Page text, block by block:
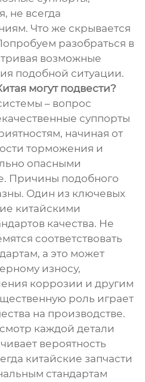
не всегда
Что же скрывается
разобраться в
возможные
подобной ситуации.
могут подвести?
– вопрос
суппорты
начиная от
торможения и
опасными
Причины подобного
Один из ключевых
китайскими
качества. Не
соответствовать
а это может
износу,
коррозии и другим
роль играет
на производстве.
каждой детали
вероятность
китайские запчасти
стандартам